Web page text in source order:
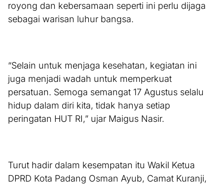
royong dan kebersamaan seperti ini perlu dijaga
sebagai warisan luhur bangsa.
“Selain untuk menjaga kesehatan, kegiatan ini
juga menjadi wadah untuk memperkuat
persatuan. Semoga semangat 17 Agustus selalu
hidup dalam diri kita, tidak hanya setiap
peringatan HUT RI,” ujar Maigus Nasir.
Turut hadir dalam kesempatan itu Wakil Ketua
DPRD Kota Padang Osman Ayub, Camat Kuranji,